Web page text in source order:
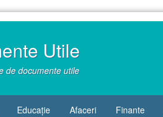
Utile
de documente utile
Educație Afaceri Finante